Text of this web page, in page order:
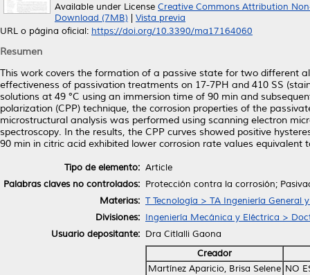
Available under License Creative Commons Attribution
Download (7MB)
Vista previa
URL o página oficial: https://doi.org/10.3390/ma17164060
Resumen
This work covers the formation of a passive state for two different
effectiveness of passivation treatments on 17-7PH and 410 SS
solutions at 49 °C using an immersion time of 90 min and
polarization (CPP) technique, the corrosion properties of the
microstructural analysis was performed using scanning electron
spectroscopy. In the results, the CPP curves showed positive
90 min in citric acid exhibited lower corrosion rate values equivalent
Tipo de elemento: Article
Palabras claves no controlados: Protección contra la corrosión;
Materias: T Tecnología > TA Ingeniería General
Divisiones: Ingeniería Mecánica y Eléctrica >
Usuario depositante: Dra Citlalli Gaona
Creador
Martínez Aparicio, Brisa Selene NO